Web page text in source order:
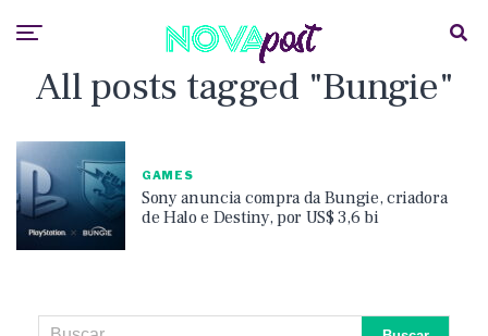
All posts tagged "Bungie"
GAMES
Sony anuncia compra da Bungie, criadora
de Halo e Destiny, por US$ 3,6 bi